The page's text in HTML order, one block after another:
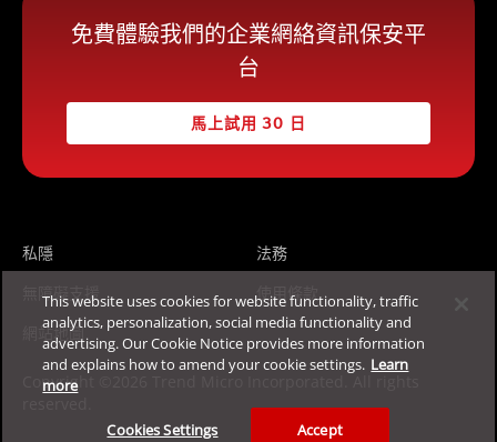
免費體驗我們的企業網絡資訊保安平
台
馬上試用 30 日
私隱
法務
無障礙支援
使用條款
網站地圖
Copyright ©2026 Trend Micro Incorporated. All rights
This website uses cookies for website functionality, traffic
analytics, personalization, social media functionality and
advertising. Our Cookie Notice provides more information
and explains how to amend your cookie settings. Learn
more
Cookies Settings Accept